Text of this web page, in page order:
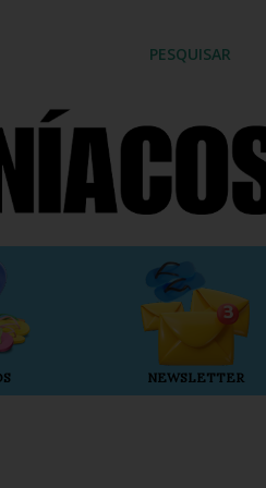
PESQUISAR
NEWSLETTER